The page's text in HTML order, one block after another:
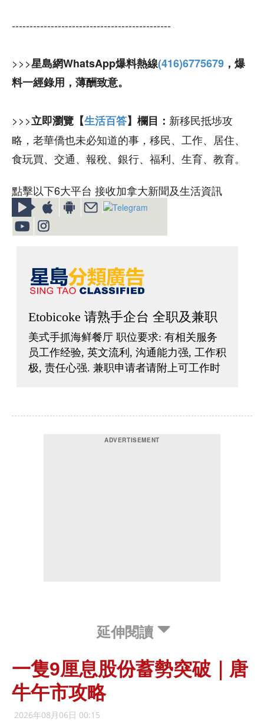
---------------------------------------------
>>>星島網WhatsApp爆料熱線(416)6775679 ，爆
料一經錄用，薄酬致意。
>>>立即瀏覽【生活百答】欄目： 新移民抵埗攻
略，老華僑也未必知道的事，移民、工作、居住、
食玩買、交通、報稅、銀行、福利、生育、教育。
點擊以下6大平台 接收加拿大新聞及生活資訊
延伸閱讀
一隻9厘息股份蓄勢突破｜唐
牛午市攻略
2026年08月06日 00:15